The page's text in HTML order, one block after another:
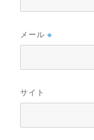
メール※
サイト